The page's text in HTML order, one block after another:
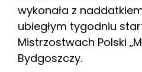
wykonała z
ubiegłym tygodniu
Mistrzostwach Polski
Bydgoszczy.